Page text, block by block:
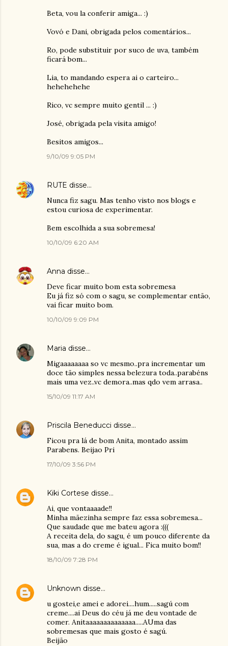
Beta, vou la conferir amiga... :)
Vovó e Dani, obrigada pelos comentários...
Ro, pode substituir por suco de uva, também
ficará bom...
Lia, to mandando espera ai o carteiro...
hehehehehe
Rico, vc sempre muito gentil ... :)
José, obrigada pela visita amigo!
Besitos amigos...
9/10/09 9:05 PM
RUTE disse…
Nunca fiz sagu. Mas tenho visto nos blogs e
estou curiosa de experimentar.
Bem escolhida a sua sobremesa!
10/10/09 6:20 AM
Anna disse…
Deve ficar muito bom esta sobremesa
Eu já fiz só com o sagu, se complementar então,
vai ficar muito bom.
10/10/09 9:09 PM
Maria disse…
Migaaaaaaaa so vc mesmo..pra incrementar um
doce tão simples nessa belezura toda..parabéns
mais uma vez..vc demora..mas qdo vem arrasa..
15/10/09 11:17 AM
Priscila Beneducci disse…
Ficou pra lá de bom Anita, montado assim
Parabens. Beijao Pri
17/10/09 3:56 PM
Kiki Cortese disse…
Ai, que vontaaaade!!
Minha mãezinha sempre faz essa sobremesa...
Que saudade que me bateu agora :(((
A receita dela, do sagu, é um pouco diferente da
sua, mas a do creme é igual... Fica muito bom!!
18/10/09 7:28 PM
Unknown disse…
u gostei,e amei e adorei....hum.....sagú com
creme....ai Deus do céu já me deu vontade de
comer. Anitaaaaaaaaaaaaaa.....AUma das
sobremesas que mais gosto é sagú.
Beijão